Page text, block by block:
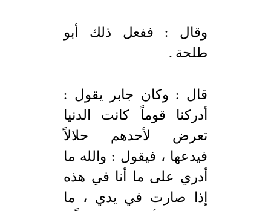
وقال : ففعل ذلك أبو
طلحة .
قال : وكان جابر يقول :
أدركنا قوماً كانت الدنيا
تعرض لأحدهم حلالاً
فيدعها ، فيقول : والله ما
أدري على ما أنا في هذه
إذا صارت في يدي ، ما